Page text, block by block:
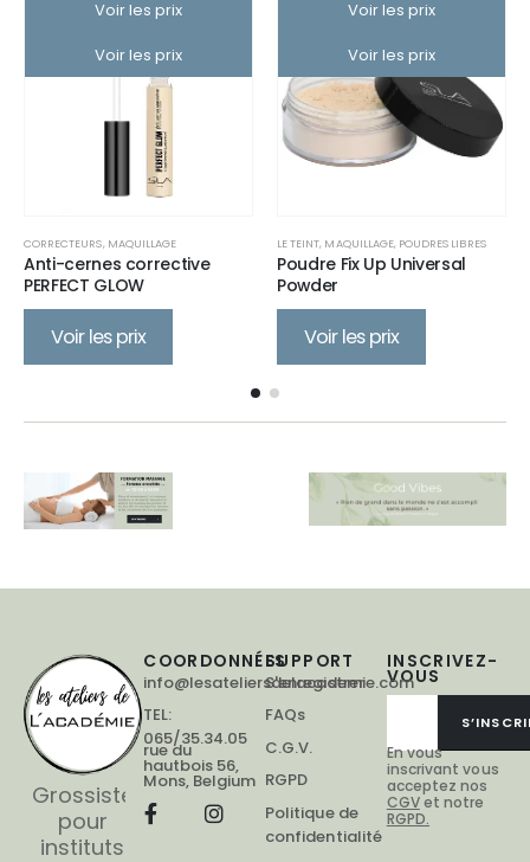
Voir les prix
Voir les prix
CORRECTEURS, MAQUILLAGE
Anti-cernes corrective
PERFECT GLOW
Voir les prix
Voir les prix
Voir les prix
LE TEINT, MAQUILLAGE, POUDRES LIBRES
Poudre Fix Up Universal
Powder
Voir les prix
Grossiste
pour
instituts
INSCRIVEZ-
VOUS
En vous
inscrivant vous
acceptez nos
CGVet notre
RGPD.
COORDONNÉES
info@lesateliersdelacademie.com
TEL:
065/35.34.05
rue du
hautbois 56,
Mons, Belgium
SUPPORT
S'enregistrer
FAQs
C.G.V.
RGPD
Politique de
confidentialité